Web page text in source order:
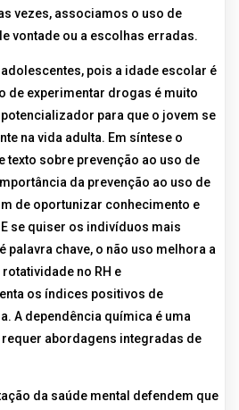
vezes, associamos o uso de
vontade ou a escolhas erradas.
pois a idade escolar é
de experimentar drogas é muito
para que o jovem se
na vida adulta. Em síntese o
texto sobre prevenção ao uso de
da prevenção ao uso de
de oportunizar conhecimento e
se quiser os indivíduos mais
palavra chave, o não uso melhora a
no RH e
os índices positivos de
A dependência química é uma
abordagens integradas de
da saúde mental defendem que